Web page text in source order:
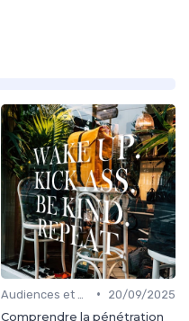
•
20/09/2025
Comprendre la pénétration